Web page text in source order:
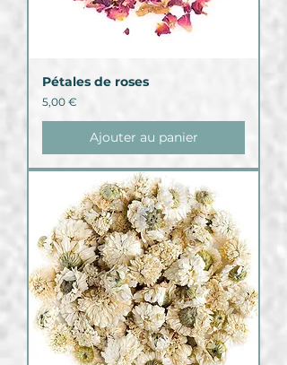
Pétales de roses
Prix
5,00 €
Ajouter au panier